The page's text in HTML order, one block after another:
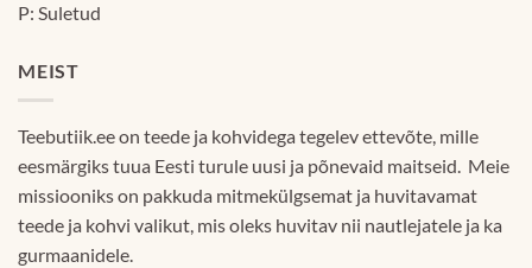
P: Suletud
MEIST
Teebutiik.ee on teede ja kohvidega tegelev ettevõte, mille
eesmärgiks tuua Eesti turule uusi ja põnevaid maitseid. Meie
missiooniks on pakkuda mitmekülgsemat ja huvitavamat
teede ja kohvi valikut, mis oleks huvitav nii nautlejatele ja ka
gurmaanidele.